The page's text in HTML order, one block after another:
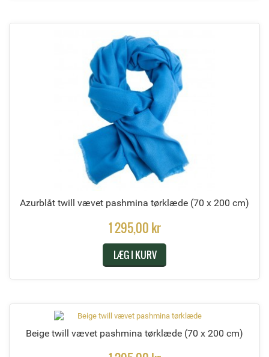
Azurblåt twill vævet pashmina tørklæde (70 x 200 cm)
1 295,00 kr
LÆG I KURV
Beige twill vævet pashmina tørklæde (70 x 200 cm)